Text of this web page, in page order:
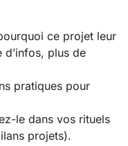
ce projet leur
plus de
pratiques pour
le dans vos rituels
projets).